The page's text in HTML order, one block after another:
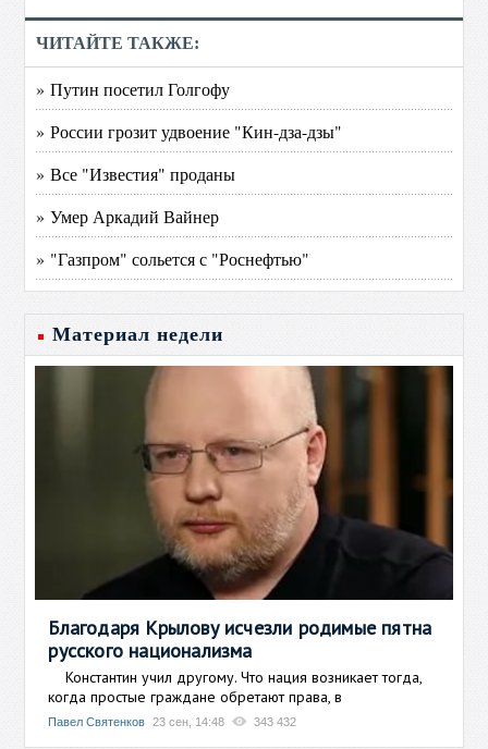
ЧИТАЙТЕ ТАКЖЕ:
» Путин посетил Голгофу
» России грозит удвоение "Кин-дза-дзы"
» Все "Известия" проданы
» Умер Аркадий Вайнер
» "Газпром" сольется с "Роснефтью"
Материал недели
Благодаря Крылову исчезли родимые пятна
русского национализма
Константин учил другому. Что нация возникает тогда,
когда простые граждане обретают права, в
Павел Святенков 23 сен, 14:48 343 432